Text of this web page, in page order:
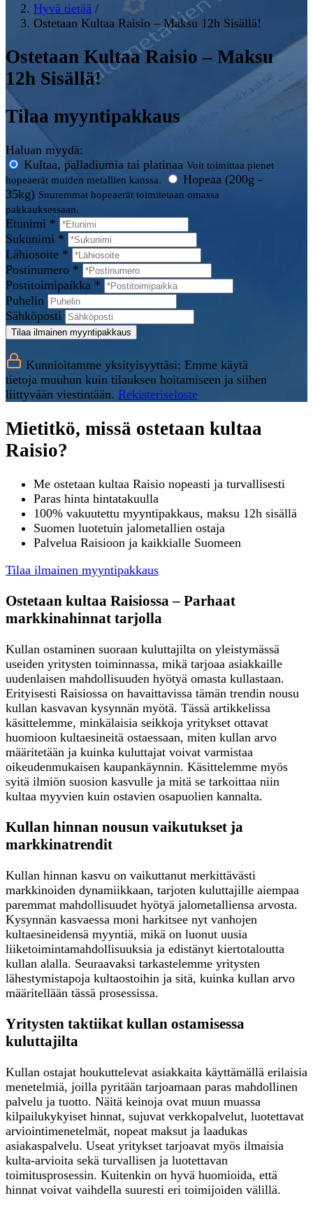
Hyvä tietää /
Ostetaan Kultaa Raisio – Maksu 12h Sisällä!
Ostetaan Kultaa Raisio – Maksu
12h Sisällä!
Tilaa myyntipakkaus
Haluan myydä:
Kultaa, palladiumia tai platinaa Voit toimittaa pienet
hopeaerät muiden metallien kanssa.
Hopeaa (200g -
35kg) Suuremmat hopeaerät toimitetaan omassa
pakkauksessaan.
Etunimi *
Sukunimi *
Lähiosoite *
Postinumero *
Postitoimipaikka *
Puhelin
Sähköposti
Tilaa ilmainen myyntipakkaus
Kunnioitamme yksityisyyttäsi: Emme käytä
tietoja muuhun kuin tilauksen hoitamiseen ja siihen
liittyvään viestintään. Rekisteriseloste
Mietitkö, missä ostetaan kultaa
Raisio?
Me ostetaan kultaa Raisio nopeasti ja turvallisesti
Paras hinta hintatakuulla
100% vakuutettu myyntipakkaus, maksu 12h sisällä
Suomen luotetuin jalometallien ostaja
Palvelua Raisioon ja kaikkialle Suomeen
Tilaa ilmainen myyntipakkaus
Ostetaan kultaa Raisiossa – Parhaat
markkinahinnat tarjolla
Kullan ostaminen suoraan kuluttajilta on yleistymässä
useiden yritysten toiminnassa, mikä tarjoaa asiakkaille
uudenlaisen mahdollisuuden hyötyä omasta kullastaan.
Erityisesti Raisiossa on havaittavissa tämän trendin nousu
kullan kasvavan kysynnän myötä. Tässä artikkelissa
käsittelemme, minkälaisia seikkoja yritykset ottavat
huomioon kultaesineitä ostaessaan, miten kullan arvo
määritetään ja kuinka kuluttajat voivat varmistaa
oikeudenmukaisen kaupankäynnin. Käsittelemme myös
syitä ilmiön suosion kasvulle ja mitä se tarkoittaa niin
kultaa myyvien kuin ostavien osapuolien kannalta.
Kullan hinnan nousun vaikutukset ja
markkinatrendit
Kullan hinnan kasvu on vaikuttanut merkittävästi
markkinoiden dynamiikkaan, tarjoten kuluttajille aiempaa
paremmat mahdollisuudet hyötyä jalometalliensa arvosta.
Kysynnän kasvaessa moni harkitsee nyt vanhojen
kultaesineidensä myyntiä, mikä on luonut uusia
liiketoimintamahdollisuuksia ja edistänyt kiertotaloutta
kullan alalla. Seuraavaksi tarkastelemme yritysten
lähestymistapoja kultaostoihin ja sitä, kuinka kullan arvo
määritellään tässä prosessissa.
Yritysten taktiikat kullan ostamisessa
kuluttajilta
Kullan ostajat houkuttelevat asiakkaita käyttämällä erilaisia
menetelmiä, joilla pyritään tarjoamaan paras mahdollinen
palvelu ja tuotto. Näitä keinoja ovat muun muassa
kilpailukykyiset hinnat, sujuvat verkkopalvelut, luotettavat
arviointimenetelmät, nopeat maksut ja laadukas
asiakaspalvelu. Useat yritykset tarjoavat myös ilmaisia
kulta-arvioita sekä turvallisen ja luotettavan
toimitusprosessin. Kuitenkin on hyvä huomioida, että
hinnat voivat vaihdella suuresti eri toimijoiden välillä.